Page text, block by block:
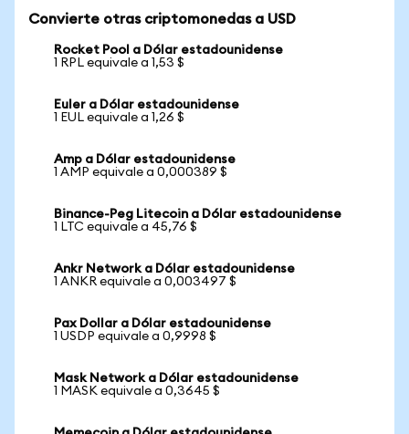
Convierte otras criptomonedas a USD
Rocket Pool a Dólar estadounidense
1 RPL equivale a 1,53 $
Euler a Dólar estadounidense
1 EUL equivale a 1,26 $
Amp a Dólar estadounidense
1 AMP equivale a 0,000389 $
Binance-Peg Litecoin a Dólar estadounidense
1 LTC equivale a 45,76 $
Ankr Network a Dólar estadounidense
1 ANKR equivale a 0,003497 $
Pax Dollar a Dólar estadounidense
1 USDP equivale a 0,9998 $
Mask Network a Dólar estadounidense
1 MASK equivale a 0,3645 $